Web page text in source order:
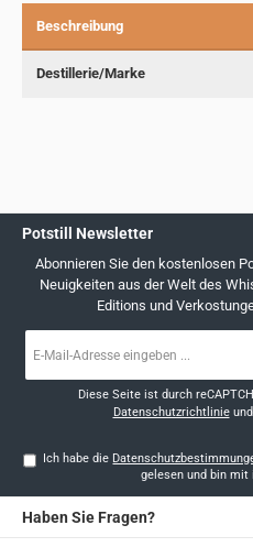
Beschreibung
Destillerie/Marke
Potstill Newsletter
Abonnieren Sie den kostenlosen
Neuigkeiten aus der Welt des
Editions und
Mail-
Diese Seite ist durch
Datenschutzrichtlinieund
Ich habe die
gelesen und bin mit
Haben Sie Fragen?